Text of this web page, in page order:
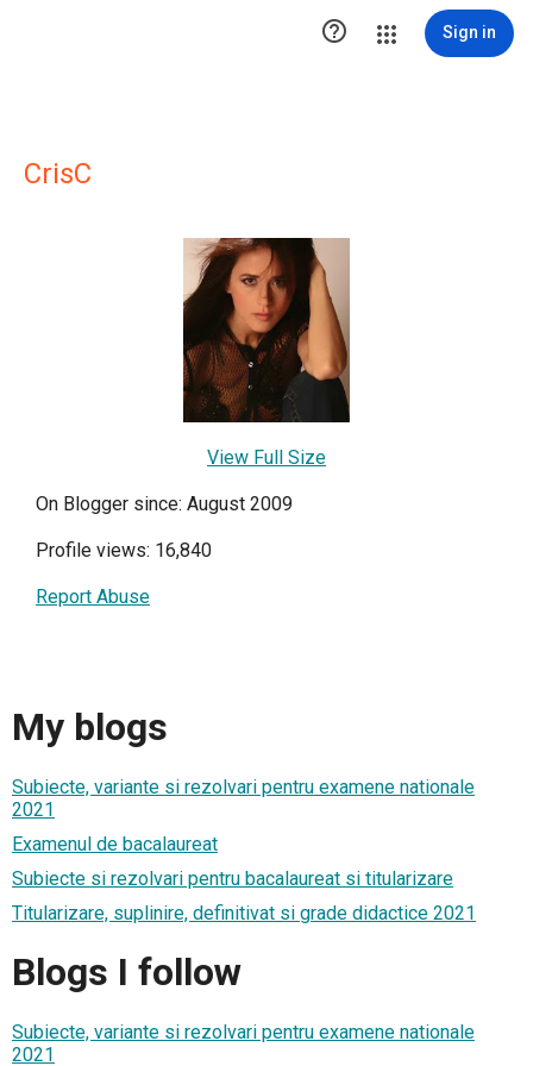
 Sign in
CrisC
View Full Size
On Blogger since: August 2009
Profile views: 16,840
Report Abuse
My blogs
Subiecte, variante si rezolvari pentru examene nationale
2021
Examenul de bacalaureat
Subiecte si rezolvari pentru bacalaureat si titularizare
Titularizare, suplinire, definitivat si grade didactice 2021
Blogs I follow
Subiecte, variante si rezolvari pentru examene nationale
2021